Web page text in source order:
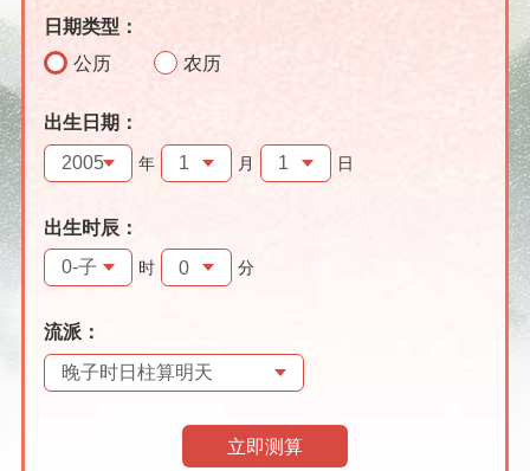
日期类型：
公历
农历
出生日期：
年 月 日
出生时辰：
时 分
流派：
立即测算